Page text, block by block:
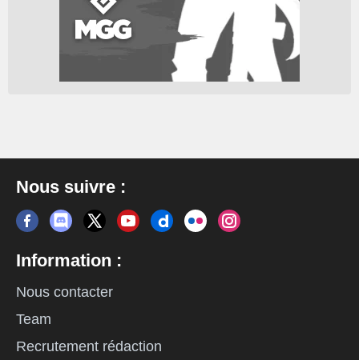
Nous suivre :
Information :
Nous contacter
Team
Recrutement rédaction